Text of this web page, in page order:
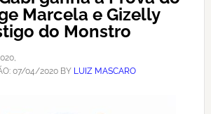
Marcela e Gizelly
do Monstro
,
07/04/2020BY LUIZ MASCARO